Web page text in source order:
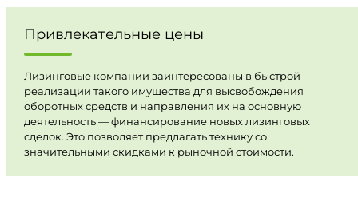
Привлекательные цены
Лизинговые компании заинтересованы в быстрой
реализации такого имущества для высвобождения
оборотных средств и направления их на основную
деятельность — финансирование новых лизинговых
сделок. Это позволяет предлагать технику со
значительными скидками к рыночной стоимости.